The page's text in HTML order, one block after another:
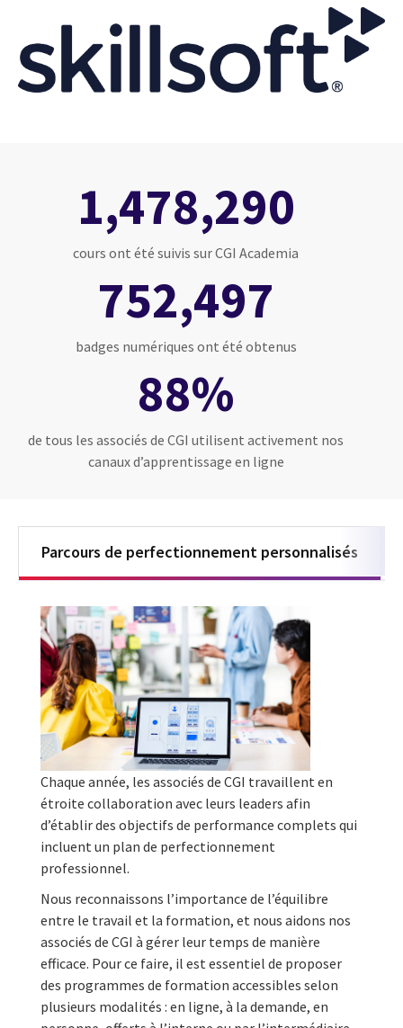
1,478,290
cours ont été suivis sur CGI Academia
752,497
badges numériques ont été obtenus
88%
de tous les associés de CGI utilisent activement nos
canaux d’apprentissage en ligne
Parcours de perfectionnement personnalisés
Chaque année, les associés de CGI travaillent en
étroite collaboration avec leurs leaders afin
d’établir des objectifs de performance complets qui
incluent un plan de perfectionnement
professionnel.
Nous reconnaissons l’importance de l’équilibre
entre le travail et la formation, et nous aidons nos
associés de CGI à gérer leur temps de manière
efficace. Pour ce faire, il est essentiel de proposer
des programmes de formation accessibles selon
plusieurs modalités : en ligne, à la demande, en